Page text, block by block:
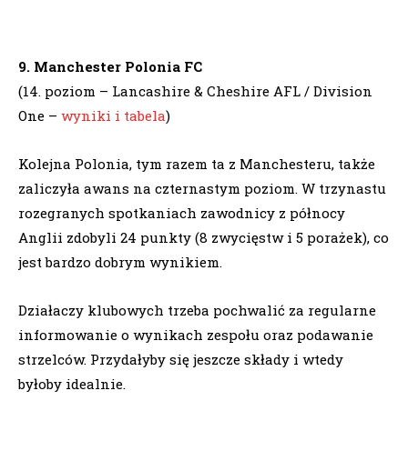
9. Manchester Polonia FC
(14. poziom – Lancashire & Cheshire AFL / Division
One – wyniki i tabela)
Kolejna Polonia, tym razem ta z Manchesteru, także
zaliczyła awans na czternastym poziom. W trzynastu
rozegranych spotkaniach zawodnicy z północy
Anglii zdobyli 24 punkty (8 zwycięstw i 5 porażek), co
jest bardzo dobrym wynikiem.
Działaczy klubowych trzeba pochwalić za regularne
informowanie o wynikach zespołu oraz podawanie
strzelców. Przydałyby się jeszcze składy i wtedy
byłoby idealnie.